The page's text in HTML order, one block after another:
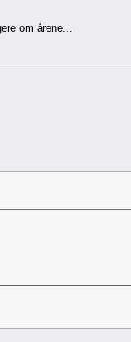
om årene...